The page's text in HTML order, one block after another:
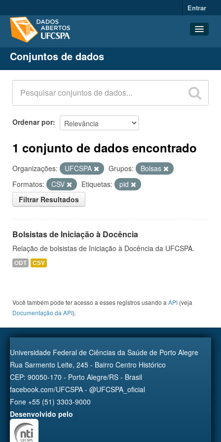
Entrar
Conjuntos de dados
Organizações
Grupos
Sobre
Conjuntos de dados
Ordenar por
1 conjunto de dados encontrado
Organizações: UFCSPA Grupos:
Bolsas
Formatos:
CSV Etiquetas:
pid
Filtrar Resultados
Bolsistas de Iniciação à Docência
Relação de bolsistas de Iniciação à Docência da UFCSPA.
ODT CSV
Você também pode ter acesso a esses registros usando a API (veja
Documentação da API).
Universidade Federal de Ciências da Saúde de Porto Alegre
Rua Sarmento Leite, 245 - Bairro Centro Histórico
CEP: 90050-170 - Porto Alegre/RS - Brasil
facebook.com/UFCSPA - @UFCSPA_oficial
Fone +55 (51) 3303-9000
Desenvolvido pelo